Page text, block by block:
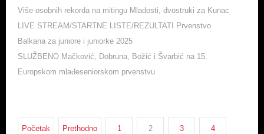
Više osobnih rekorda na mitingu Mladosti, dvostruki za Kunac
LIVE STREAM/STARTNE LISTE/REZULTATI Prvenstvo
Balkana za juniore i juniorke 2025
SLUŽBENO Mačković, Dobruna, Božić i Švarbić na 15.
Europskom mlađeseniorskom prvenstvu
Početak Prethodno 1 2 3 4